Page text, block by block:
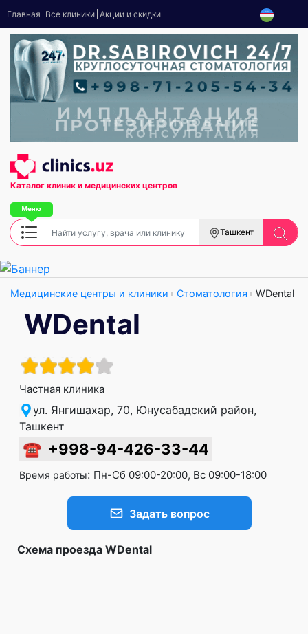
Главная Все клиники Акции и скидки
Каталог клиник и медицинских центров
Ташкент
Медицинские центры и клиники Стоматология WDental
WDental
Частная клиника
ул. Янгишахар, 70, Юнусабадский район,
Ташкент
☎ +998-94-426-33-44
Время работы: Пн-Сб 09:00-20:00, Вс 09:00-18:00
Задать вопрос
Схема проезда WDental